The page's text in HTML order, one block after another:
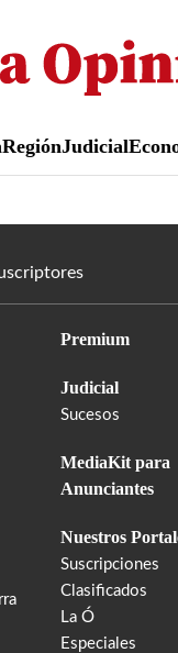
al
contenido
RegiónJudicial
Premium
Judicial
Sucesos
MediaKit para
Anunciantes
Nuestros
Suscripciones
Clasificados
La Ó
Especiales